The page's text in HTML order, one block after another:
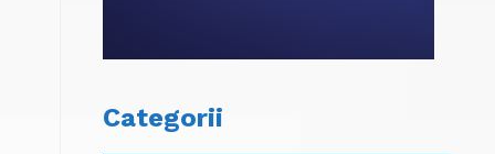
Categorii